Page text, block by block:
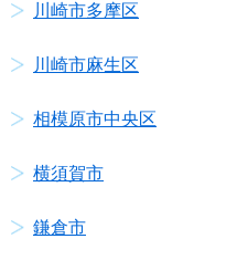
川崎市多摩区
川崎市麻生区
相模原市中央区
横須賀市
鎌倉市